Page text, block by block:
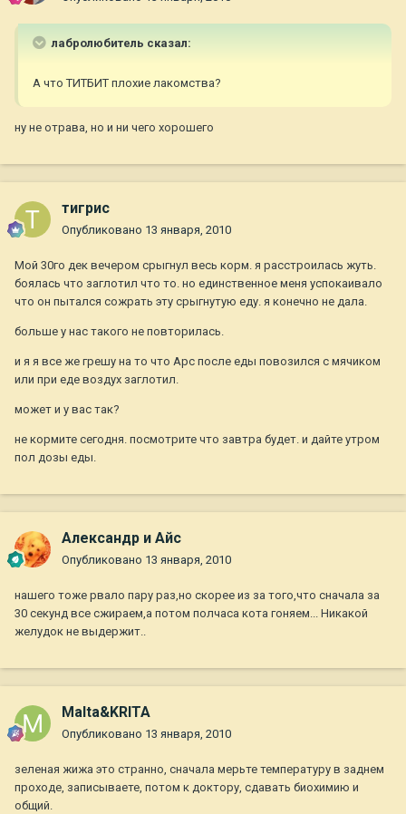
лабролюбитель сказал:
А что ТИТБИТ плохие лакомства?
ну не отрава, но и ни чего хорошего
тигрис
Опубликовано 13 января, 2010
Мой 30го дек вечером срыгнул весь корм. я расстроилась жуть.
боялась что заглотил что то. но единственное меня успокаивало
что он пытался сожрать эту срыгнутую еду. я конечно не дала.
больше у нас такого не повторилась.
и я я все же грешу на то что Арс после еды повозился с мячиком
или при еде воздух заглотил.
может и у вас так?
не кормите сегодня. посмотрите что завтра будет. и дайте утром
пол дозы еды.
Александр и Айс
Опубликовано 13 января, 2010
нашего тоже рвало пару раз,но скорее из за того,что сначала за
30 секунд все сжираем,а потом полчаса кота гоняем... Никакой
желудок не выдержит..
Malta&KRITA
Опубликовано 13 января, 2010
зеленая жижа это странно, сначала мерьте температуру в заднем
проходе, записываете, потом к доктору, сдавать биохимию и
общий.